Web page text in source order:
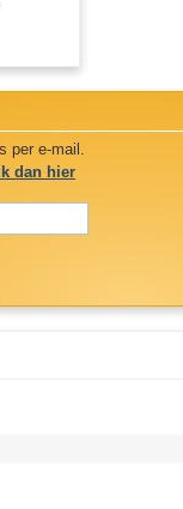
per e-mail.
dan hier